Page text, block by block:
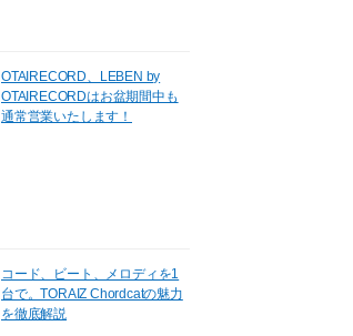
OTAIRECORD、LEBEN by
OTAIRECORDはお盆期間中も
通常営業いたします！
コード、ビート、メロディを1
台で。TORAIZ Chordcatの魅力
を徹底解説